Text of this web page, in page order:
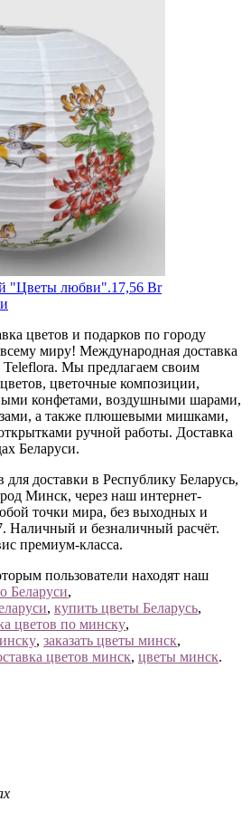
"Цветы любви".17,56 Br
цветов и подарков по городу
миру! Международная доставка
Teleflora. Мы предлагаем своим
цветочные композиции,
конфетами, воздушными шарами,
а также плюшевыми мишками,
ручной работы. Доставка
Беларуси.
для доставки в Республику Беларусь,
Минск, через наш интернет-
точки мира, без выходных и
Наличный и безналичный расчёт.
премиум-класса.
пользователи находят наш
Беларуси,
, купить цветы Беларусь,
цветов по минску,
, заказать цветы минск,
цветов минск, цветы минск.